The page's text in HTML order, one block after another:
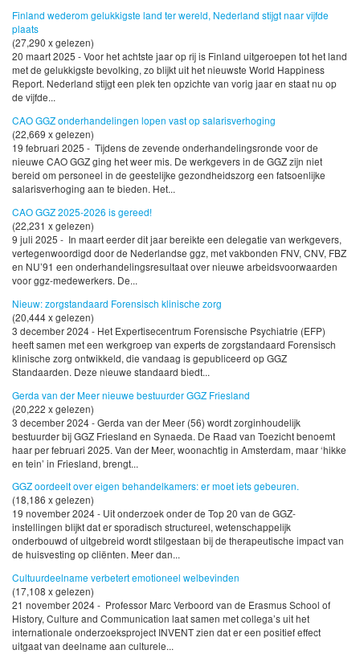
Finland wederom gelukkigste land ter wereld, Nederland stijgt naar vijfde
plaats
(27,290 x gelezen)
20 maart 2025 - Voor het achtste jaar op rij is Finland uitgeroepen tot het land
met de gelukkigste bevolking, zo blijkt uit het nieuwste World Happiness
Report. Nederland stijgt een plek ten opzichte van vorig jaar en staat nu op
de vijfde...
CAO GGZ onderhandelingen lopen vast op salarisverhoging
(22,669 x gelezen)
19 februari 2025 - Tijdens de zevende onderhandelingsronde voor de
nieuwe CAO GGZ ging het weer mis. De werkgevers in de GGZ zijn niet
bereid om personeel in de geestelijke gezondheidszorg een fatsoenlijke
salarisverhoging aan te bieden. Het...
CAO GGZ 2025-2026 is gereed!
(22,231 x gelezen)
9 juli 2025 - In maart eerder dit jaar bereikte een delegatie van werkgevers,
vertegenwoordigd door de Nederlandse ggz, met vakbonden FNV, CNV, FBZ
en NU’91 een onderhandelingsresultaat over nieuwe arbeidsvoorwaarden
voor ggz-medewerkers. De...
Nieuw: zorgstandaard Forensisch klinische zorg
(20,444 x gelezen)
3 december 2024 - Het Expertisecentrum Forensische Psychiatrie (EFP)
heeft samen met een werkgroep van experts de zorgstandaard Forensisch
klinische zorg ontwikkeld, die vandaag is gepubliceerd op GGZ
Standaarden. Deze nieuwe standaard biedt...
Gerda van der Meer nieuwe bestuurder GGZ Friesland
(20,222 x gelezen)
3 december 2024 - Gerda van der Meer (56) wordt zorginhoudelijk
bestuurder bij GGZ Friesland en Synaeda. De Raad van Toezicht benoemt
haar per februari 2025. Van der Meer, woonachtig in Amsterdam, maar ‘hikke
en tein’ in Friesland, brengt...
GGZ oordeelt over eigen behandelkamers: er moet iets gebeuren.
(18,186 x gelezen)
19 november 2024 - Uit onderzoek onder de Top 20 van de GGZ-
instellingen blijkt dat er sporadisch structureel, wetenschappelijk
onderbouwd of uitgebreid wordt stilgestaan bij de therapeutische impact van
de huisvesting op cliënten. Meer dan...
Cultuurdeelname verbetert emotioneel welbevinden
(17,108 x gelezen)
21 november 2024 - Professor Marc Verboord van de Erasmus School of
History, Culture and Communication laat samen met collega’s uit het
internationale onderzoeksproject INVENT zien dat er een positief effect
uitgaat van deelname aan culturele...